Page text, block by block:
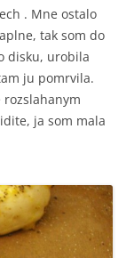
. Mne ostalo
tak som do
disku, urobila
ju pomrvila.
rozslahanym
ja som mala